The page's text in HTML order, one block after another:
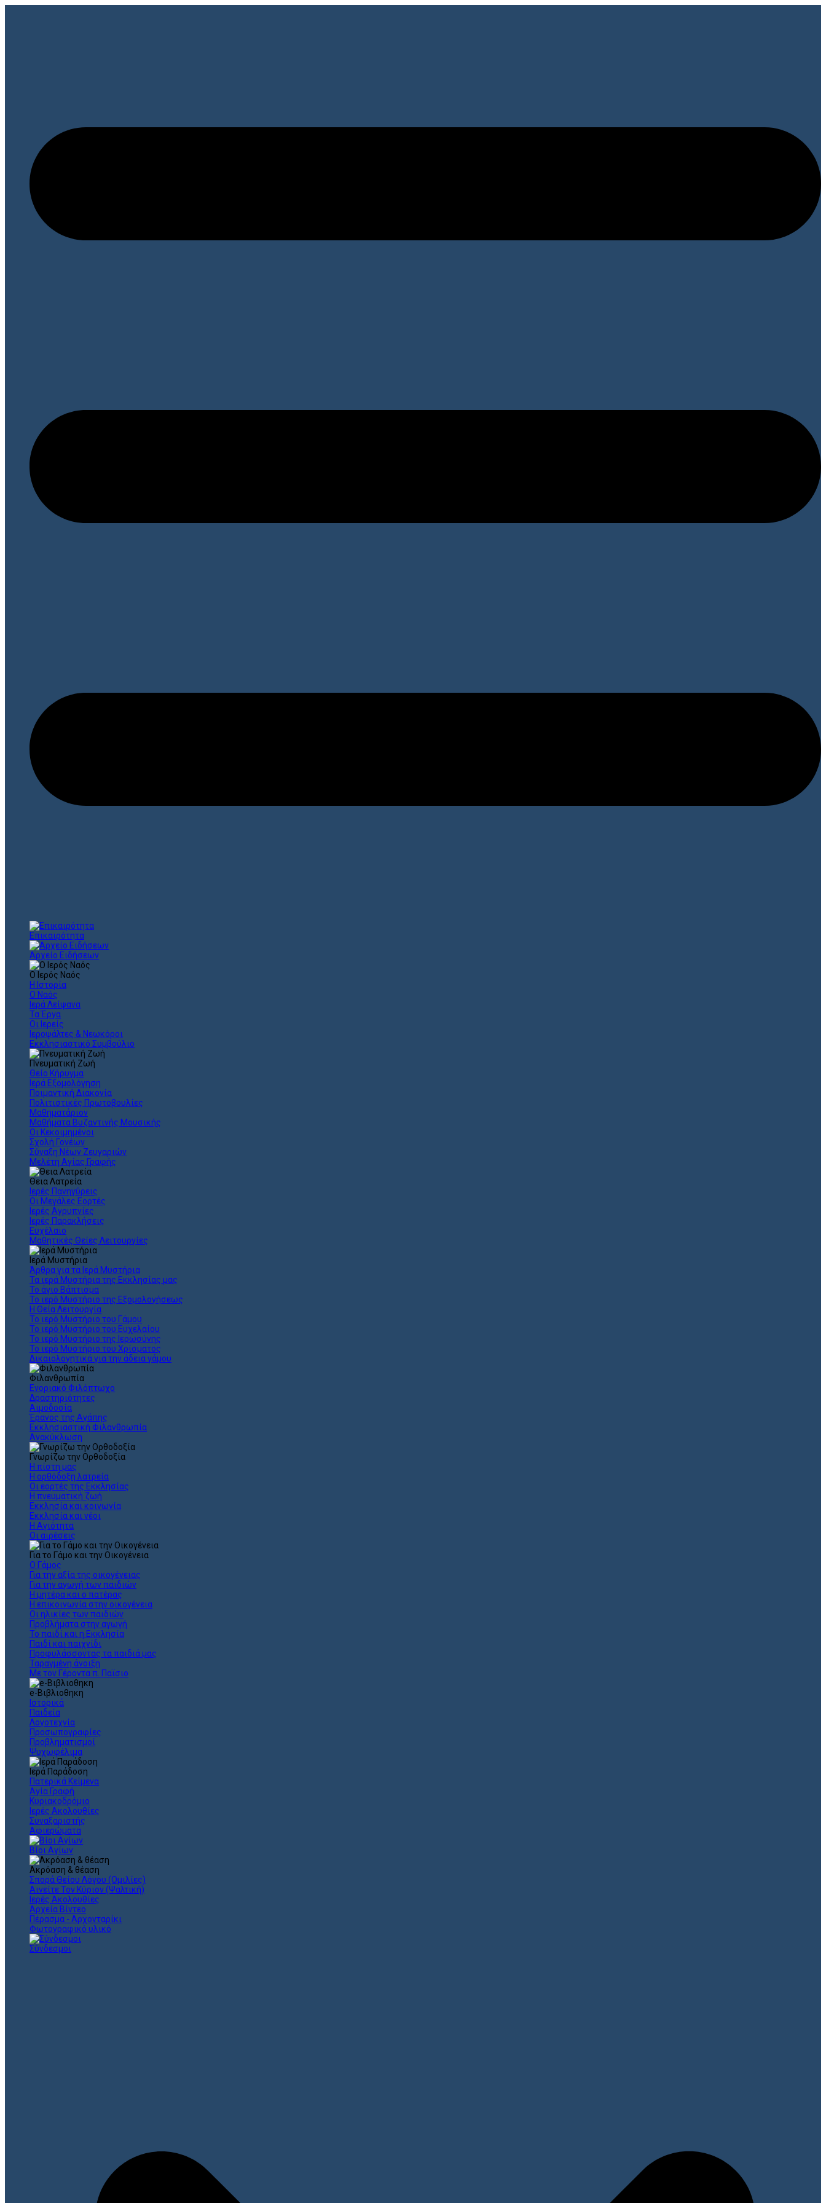
Επικαιρότητα
Αρχείο Ειδήσεων
Ο Ιερός Ναός
Η Ιστορία
Ο Ναός
Ιερά Λείψανα
Τα Έργα
Οι Ιερείς
Ιεροψάλτες & Νεωκόροι
Εκκλησιαστικό Συμβούλιο
Πνευματική Ζωή
Θείο Κήρυγμα
Ιερά Εξομολόγηση
Ποιμαντική Διακονία
Πολιτιστικές Πρωτοβουλίες
Μαθηματάριον
Μαθήματα Βυζαντινής Μουσικής
Οι Κεκοιμημένοι
Σχολή Γονέων
Σύναξη Νέων Ζευγαριών
Μελέτη Αγίας Γραφής
Θεια Λατρεία
Ιερές Πανηγύρεις
Οι Μεγάλες Εορτές
Ιερές Αγρυπνίες
Ιερές Παρακλήσεις
Ευχέλαιο
Μαθητικές Θείες Λειτουργίες
Ιερά Μυστήρια
Άρθρα για τα Ιερά Μυστήρια
Τα ιερά Μυστήρια της Εκκλησίας μας
Το άγιο Βάπτισμα
Το ιερό Μυστήριο της Εξομολογήσεως
Η Θεία Λειτουργία
Το ιερό Μυστήριο του Γάμου
Το ιερό Μυστήριο του Ευχελαίου
Το ιερό Μυστήριο της Ιερωσύνης
Το ιερό Μυστήριο του Χρίσματος
Δικαιολογητικά για την άδεια γάμου
Φιλανθρωπία
Ενοριακό Φιλόπτωχο
Δραστηριότητες
Αιμοδοσία
Έρανος της Αγάπης
Εκκλησιαστική Φιλανθρωπία
Ανακύκλωση
Γνωρίζω την Ορθοδοξία
Η πίστη μας
Η ορθόδοξη λατρεία
Οι εορτές της Εκκλησίας
Η πνευματική ζωή
Εκκλησία και κοινωνία
Εκκλησία και νέοι
Η Αγιότητα
Οι αιρέσεις
Για το Γάμο και την Οικογένεια
Ο Γάμος
Για την αξία της οικογένειας
Για την αγωγή των παιδιών
Η μητέρα και ο πατέρας
Η επικοινωνία στην οικογένεια
Οι ηλικίες των παιδιών
Προβλήματα στην αγωγή
Το παιδί και η Εκκλησία
Παιδί και παιχνίδι
Προφυλάσσοντας τα παιδιά μας
Ταραγμένη άνοιξη
Με τον Γέροντα π. Παϊσιο
e-Βιβλιοθηκη
Ιστορικά
Παιδεία
Λογοτεχνία
Προσωπογραφίες
Προβληματισμοί
Ψυχωφέλιμα
Ιερά Παράδοση
Πατερικά Κείμενα
Αγία Γραφή
Κυριακοδρόμιο
Ιερές Ακολουθίες
Συναξαριστής
Αφιερώματα
Βίοι Αγίων
Ακρόαση & θέαση
Σπορά Θείου Λόγου (Ομιλίες)
Αινείτε Τον Κύριον (Ψαλτική)
Ιερές Ακολουθίες
Αρχεία Βίντεο
Πέρασμα - Αρχονταρίκι
Φωτογραφικό υλικό
Σύνδεσμοι